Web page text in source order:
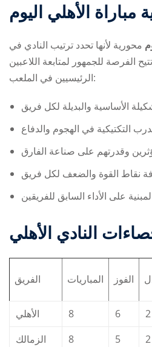
مباراة الأهلي اليوم
محورية لأنها تحدد ترتيب النادي في
الفرصة للجمهور لمتابعة اللاعبين
الرئيسيين في الملعب:
النادي الأهلي
الفريق المباريات الفوز
الأهلي
8 6 2
الزمالك
8 5 2